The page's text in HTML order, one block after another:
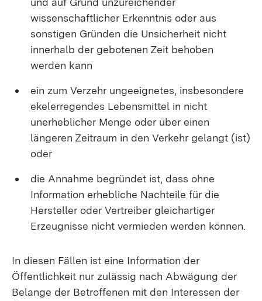
wissenschaftlicher Erkenntnis oder aus
sonstigen Gründen die Unsicherheit nicht
innerhalb der gebotenen Zeit behoben
werden kann
ein zum Verzehr ungeeignetes, insbesondere
ekelerregendes Lebensmittel in nicht
unerheblicher Menge oder über einen
längeren Zeitraum in den Verkehr gelangt (ist)
oder
die Annahme begründet ist, dass ohne
Information erhebliche Nachteile für die
Hersteller oder Vertreiber gleichartiger
Erzeugnisse nicht vermieden werden können.
In diesen Fällen ist eine Information der
Öffentlichkeit nur zulässig nach Abwägung der
Belange der Betroffenen mit den Interessen der